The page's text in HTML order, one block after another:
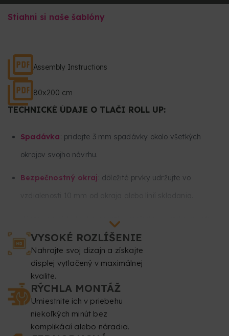
Stiahni si naše šablóny
Assembly Instructions
80x200 cm
TECHNICKÉ ÚDAJE O TLAČI ROLL UP:
Spadávka: pridajte 3 mm spadávky okolo všetkých
okrajov svojho návrhu.
Bezpečnostný okraj: dôležité prvky udržujte vo
minimálne 30 mm od spodnej a 30 mm od hornej časti
svojho návrhu. Táto časť zostane väčšinou zvinutá vo
vnútri stojana a nebude viditeľná.
Rozlíšenie
Farebný režim : CMYK.
VYSOKÉ ROZLÍŠENIE
Nahrajte svoj dizajn a získajte
displej vytlačený v maximálnej
kvalite.
RÝCHLA MONTÁŽ
Umiestnite ich v priebehu
niekoľkých minút bez
komplikácií alebo náradia.